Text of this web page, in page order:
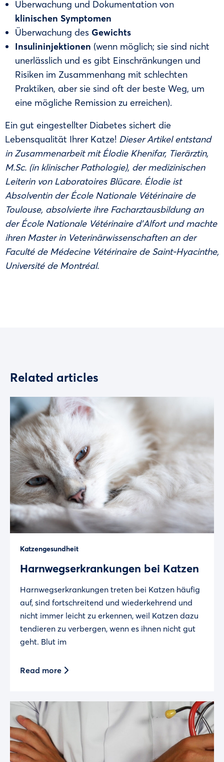
Überwachung und Dokumentation von
klinischen Symptomen
Überwachung des Gewichts
Insulininjektionen (wenn möglich; sie sind nicht
unerlässlich und es gibt Einschränkungen und
Risiken im Zusammenhang mit schlechten
Praktiken, aber sie sind oft der beste Weg, um
eine mögliche Remission zu erreichen).
Ein gut eingestellter Diabetes sichert die
Lebensqualität Ihrer Katze! Dieser Artikel entstand
in Zusammenarbeit mit Élodie Khenifar, Tierärztin,
M.Sc. (in klinischer Pathologie), der medizinischen
Leiterin von Laboratoires Blücare. Élodie ist
Absolventin der École Nationale Vétérinaire de
Toulouse, absolvierte ihre Facharztausbildung an
der École Nationale Vétérinaire d’Alfort und machte
ihren Master in Veterinärwissenschaften an der
Faculté de Médecine Vétérinaire de Saint-Hyacinthe,
Université de Montréal.
Related articles
Katzengesundheit
Harnwegserkrankungen bei Katzen
Harnwegserkrankungen treten bei Katzen häufig
auf, sind fortschreitend und wiederkehrend und
nicht immer leicht zu erkennen, weil Katzen dazu
tendieren zu verbergen, wenn es ihnen nicht gut
geht. Blut im
Read more